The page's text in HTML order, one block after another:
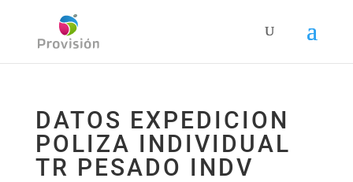
DATOS EXPEDICION
POLIZA INDIVIDUAL
TR PESADO INDV